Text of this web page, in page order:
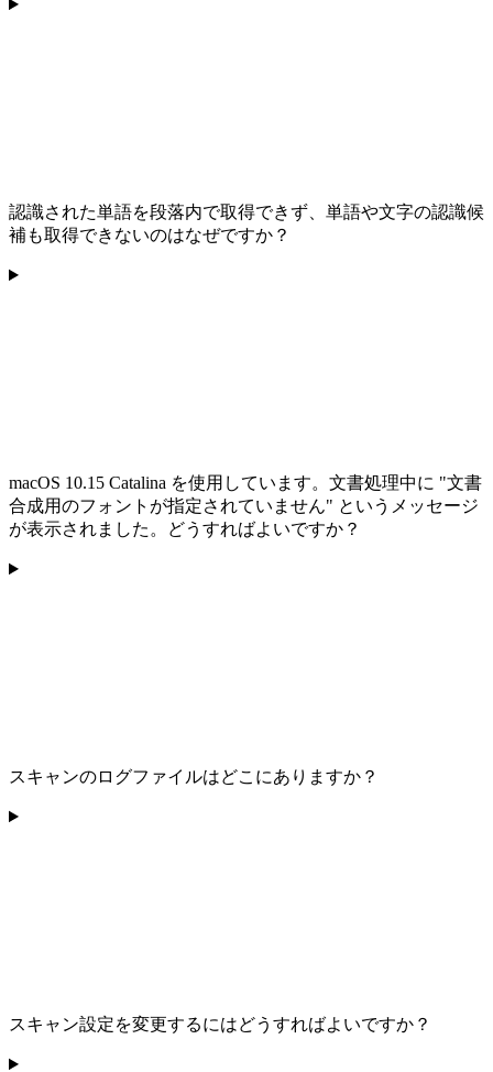
認識された単語を段落内で取得できず、単語や文字の認識候
補も取得できないのはなぜですか？
macOS 10.15 Catalina を使用しています。文書処理中に "文書
合成用のフォントが指定されていません" というメッセージ
が表示されました。どうすればよいですか？
スキャンのログファイルはどこにありますか？
スキャン設定を変更するにはどうすればよいですか？